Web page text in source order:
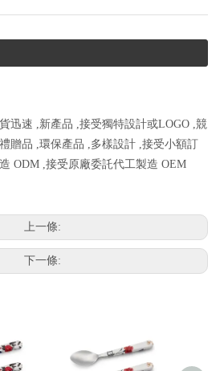
迅速 ,新產品 ,接受獨特設計或LOGO ,競
贈品 ,環保產品 ,多樣設計 ,接受小額訂
ODM ,接受原廠委託代工製造 OEM
上一條:
下一條: